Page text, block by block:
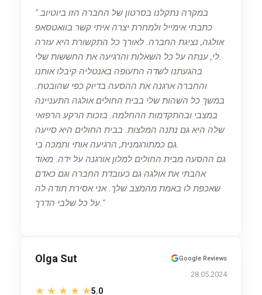
במקרה נתקלנו בסרטון של החברה הזו ביוטיוב.
כתבתי אימייל ולמחרת יצרה איתי קשר בוואטסאפ
אולגה, נציגת החברה. לאורך כל התקשורת היא עזרה
לי, ענתה על כל השאלות והרגיעה את החששות שלי.
בהגעתנו לשדה התעופה באנטליה קיבלו אותנו
והחברה ארגנה את ההסעה בדיוק כפי שהובטח.
במשך כל השהות שלי בבית החולים אולגה התעניינה
במצבי ובהתקדמות ההחלמה. בזכות הרקע הרפואי
שלה היא גם נתנה המלצות. בבית החולים היא סייעה
גם כמתורגמנית, הרגיעה אותי ותמכה בי.
גם ההסעה מבית החולים למלון אורגנה על ידה. מאוד
אהבתי את אולגה גם כעובדת החברה וגם כאדם
שאכפת לו באמת מהמצב שלך. אני אסירת תודה לה
על כל שלבי הדרך.
Olga Sut Google Reviews
28.05.2024
★ ★ ★ ★ ★5.0